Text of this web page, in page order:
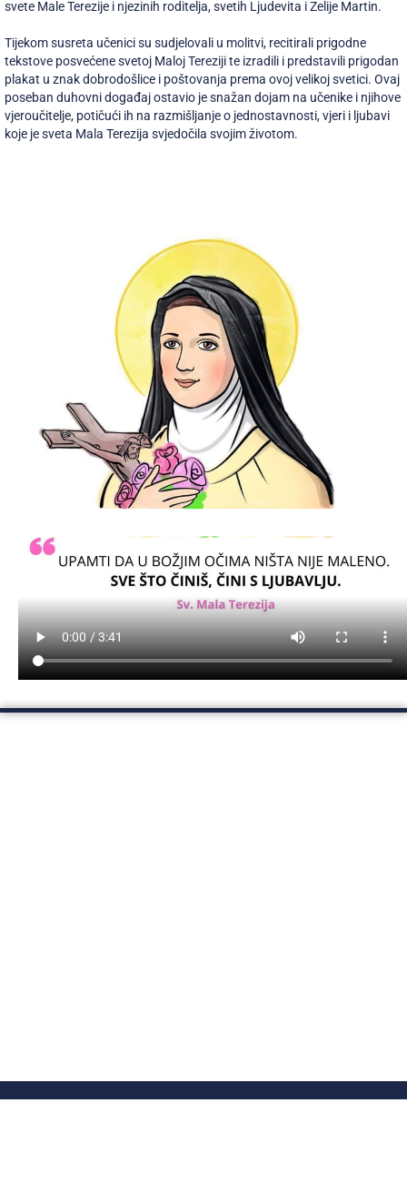
svete Male Terezije i njezinih roditelja, svetih Ljudevita i Zelije Martin.
Tijekom susreta učenici su sudjelovali u molitvi, recitirali prigodne
tekstove posvećene svetoj Maloj Tereziji te izradili i predstavili prigodan
plakat u znak dobrodošlice i poštovanja prema ovoj velikoj svetici. Ovaj
poseban duhovni događaj ostavio je snažan dojam na učenike i njihove
vjeroučitelje, potičući ih na razmišljanje o jednostavnosti, vjeri i ljubavi
koje je sveta Mala Terezija svjedočila svojim životom.